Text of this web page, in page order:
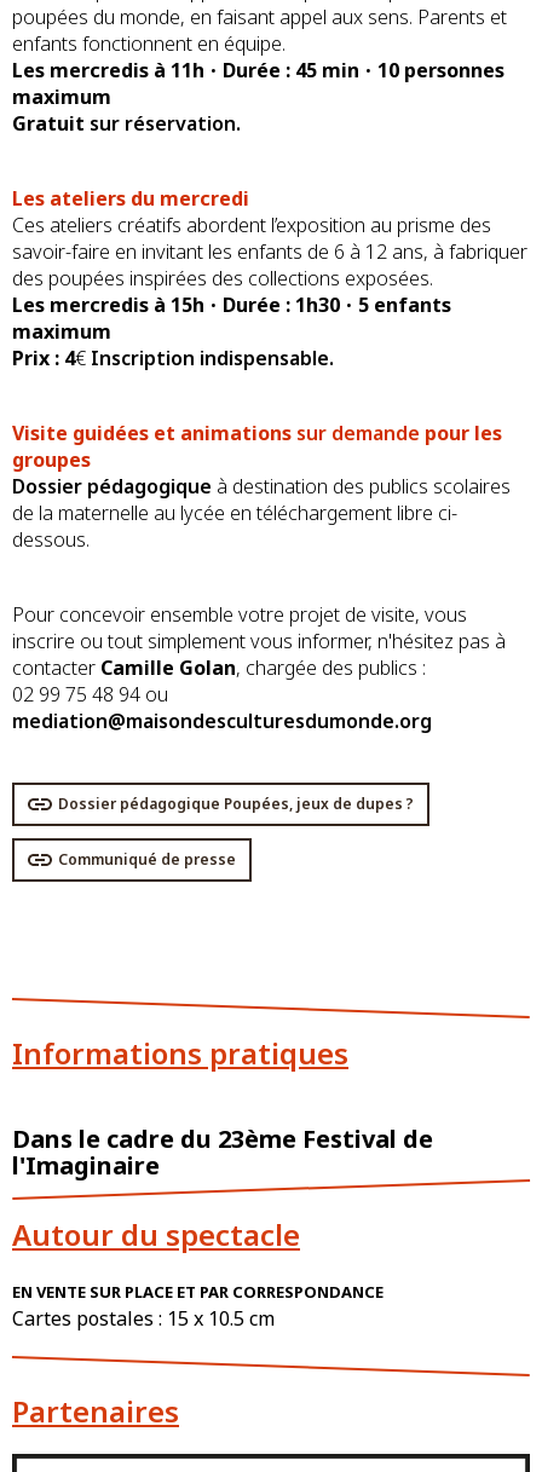
poupées du monde, en faisant appel aux sens. Parents et
enfants fonctionnent en équipe.
Les mercredis à 11h • Durée : 45 min ­• 10 personnes
maximum
Gratuit sur réservation.
Les ateliers du mercredi
Ces ateliers créatifs abordent l’exposition au prisme des
savoir-faire en invitant les enfants de 6 à 12 ans, à fabriquer
des poupées inspirées des collections exposées.
Les mercredis à 15h • Durée : 1h30 • 5 enfants
maximum
Prix : 4€ Inscription indispensable.
Visite guidées et animations sur demande pour les
groupes
Dossier pédagogique à destination des publics scolaires
de la maternelle au lycée en téléchargement libre ci-
dessous.
Pour concevoir ensemble votre projet de visite, vous
inscrire ou tout simplement vous informer, n'hésitez pas à
contacter Camille Golan, chargée des publics :
02 99 75 48 94 ou
mediation@maisondesculturesdumonde.org
Dossier pédagogique Poupées, jeux de dupes ?
Communiqué de presse
Informations pratiques
Dans le cadre du 23ème Festival de
l'Imaginaire
Autour du spectacle
EN VENTE SUR PLACE ET PAR CORRESPONDANCE
Cartes postales : 15 x 10.5 cm
Partenaires